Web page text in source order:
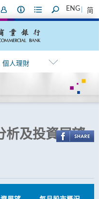
ENG 简
個人理財
析及投資展望